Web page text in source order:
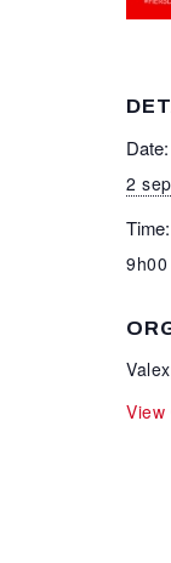
Date:
2
Time:
View